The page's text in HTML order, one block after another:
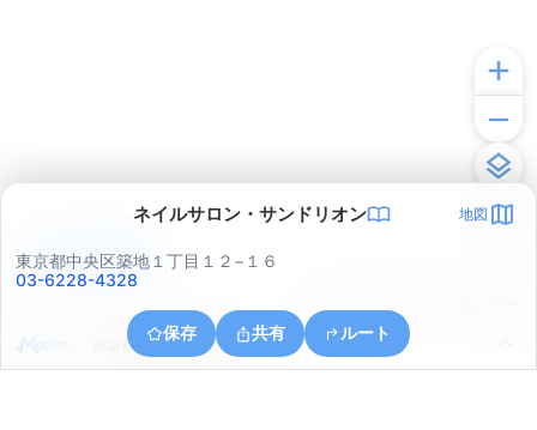
ネイルサロン・サンドリオン 地図
東京都中央区築地１丁目１２−１６
03-6228-4328
保存 共有 ルート
東京都中央区晴海５丁目８
アプリで見る